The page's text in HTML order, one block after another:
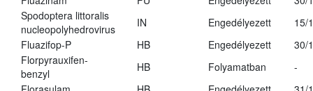
Spodoptera littoralis
nucleopolyhedrovirus
IN Engedélyezett
15/
Fluazifop-P
HB Engedélyezett
30/
Florpyrauxifen-
benzyl
HB Folyamatban
-